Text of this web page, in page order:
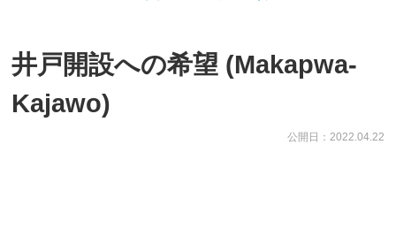
井戸開設への希望 (Makapwa-
Kajawo)
公開日：2022.04.22